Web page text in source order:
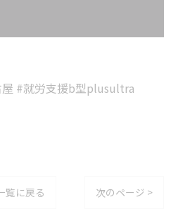
#就労支援b型plusultra
覧に戻る 次のページ >